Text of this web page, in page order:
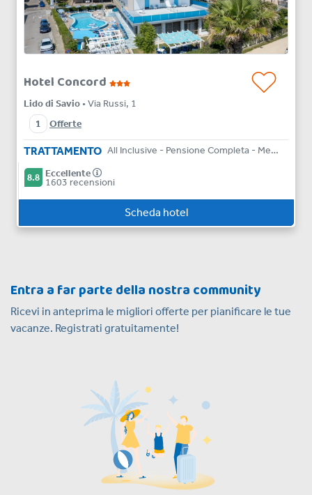
Hotel Concord
Lido di Savio • Via Russi, 1
1
Offerte
TRATTAMENTO All Inclusive - Pensione Completa - Mezza Pensione
8.8 Eccellente
1603 recensioni
Scheda hotel
Entra a far parte della nostra community
Ricevi in anteprima le migliori offerte per pianificare le tue
vacanze. Registrati gratuitamente!